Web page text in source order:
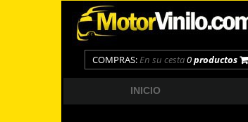
COMPRAS:En su cesta0productos
INICIO